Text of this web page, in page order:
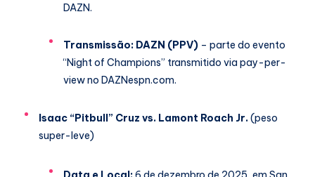
DAZN.
Transmissão: DAZN (PPV) – parte do evento
“Night of Champions” transmitido via pay-per-
view no DAZNespn.com.
Isaac “Pitbull” Cruz vs. Lamont Roach Jr.(peso
super-leve)